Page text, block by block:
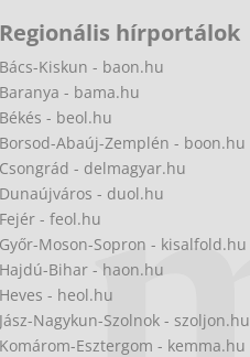
Regionális hírportálok
Bács-Kiskun - baon.hu
Baranya - bama.hu
Békés - beol.hu
Borsod-Abaúj-Zemplén - boon.hu
Csongrád - delmagyar.hu
Dunaújváros - duol.hu
Fejér - feol.hu
Győr-Moson-Sopron - kisalfold.hu
Hajdú-Bihar - haon.hu
Heves - heol.hu
Jász-Nagykun-Szolnok - szoljon.hu
Komárom-Esztergom - kemma.hu